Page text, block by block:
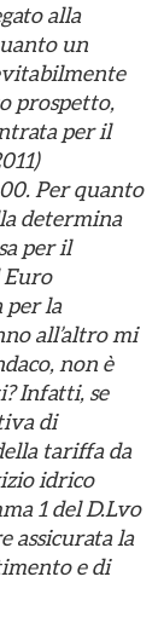
alla
un
prospetto,
per il
Per quanto
determina
per il
Euro
per la
all’altro mi
non è
Infatti, se
di
tariffa da
idrico
1 del D.Lvo
assicurata la
e di